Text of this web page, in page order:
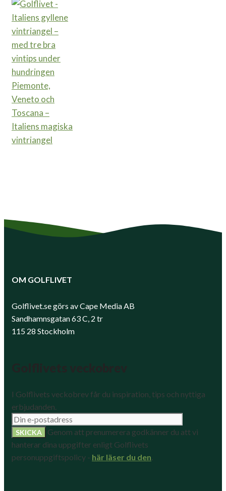
Piemonte,
Veneto och
Toscana –
Italiens magiska
vintriangel
OM GOLFLIVET
Golflivet.se görs av Cape Media AB
Sandhamnsgatan 63 C, 2 tr
115 28 Stockholm
I Golflivets veckobrev får du inspiration, tips och nyttiga
erbjudanden.
Genom att prenumerera godkänner du att vi
hanterar dina uppgifter enligt Golflivets
personuppgiftspolicy - här läser du den